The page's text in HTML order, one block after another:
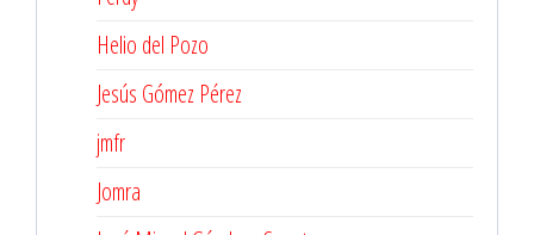
Helio del Pozo
Jesús Gómez Pérez
jmfr
Jomra